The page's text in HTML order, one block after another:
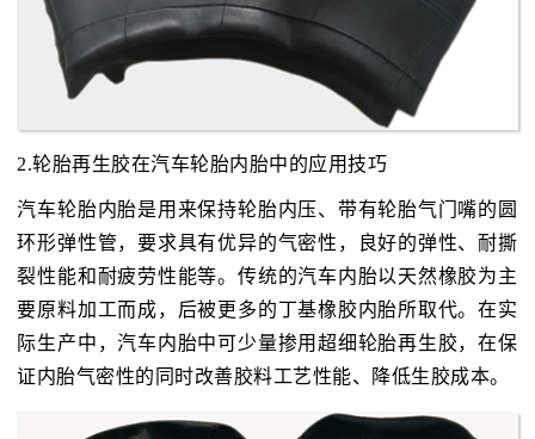
2.轮胎再生胶在汽车轮胎内胎中的应用技巧
汽车轮胎内胎是用来保持轮胎内压、带有轮胎气门嘴的圆
环形弹性管，要求具有优异的气密性，良好的弹性、耐撕
裂性能和耐疲劳性能等。传统的汽车内胎以天然橡胶为主
要原料加工而成，后被更多的丁基橡胶内胎所取代。在实
际生产中，汽车内胎中可少量掺用超细轮胎再生胶，在保
证内胎气密性的同时改善胶料工艺性能、降低生胶成本。